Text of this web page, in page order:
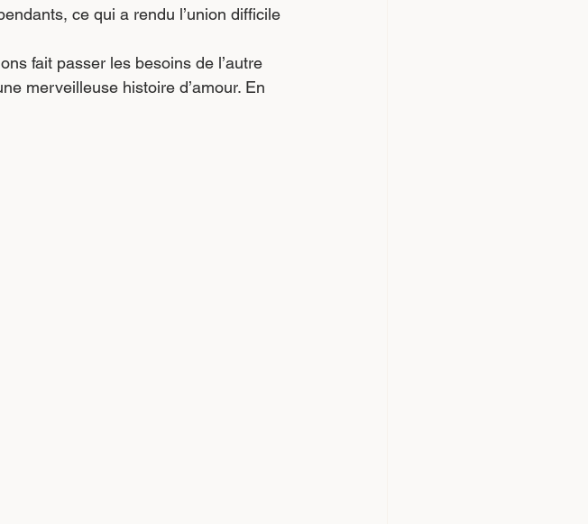
ce qui a rendu l’union difficile
fait passer les besoins de l’autre
merveilleuse histoire d’amour. En